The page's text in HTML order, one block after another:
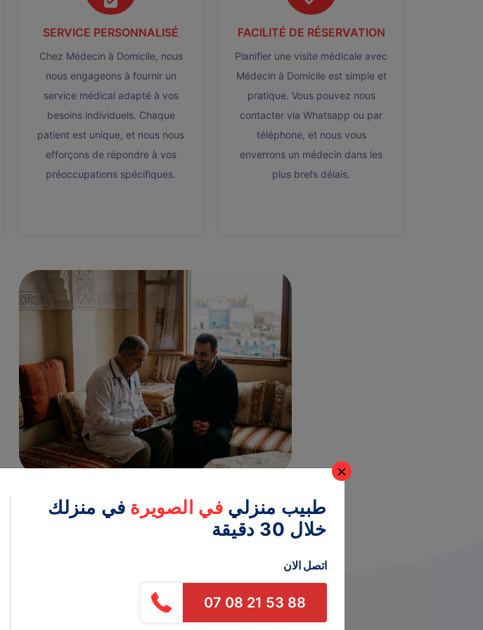
SERVICE PERSONNALISÉ
Chez Médecin à Domicile, nous
nous engageons à fournir un
service médical adapté à vos
besoins individuels. Chaque
patient est unique, et nous nous
efforçons de répondre à vos
préoccupations spécifiques.
FACILITÉ DE RÉSERVATION
Planifier une visite médicale avec
Médecin à Domicile est simple et
pratique. Vous pouvez nous
contacter via Whatsapp ou par
téléphone, et nous vous
enverrons un médecin dans les
plus brefs délais.
طبيب منزلي في الصويرة في منزلك
خلال 30 دقيقة
اتصل الان
07 08 21 53 88